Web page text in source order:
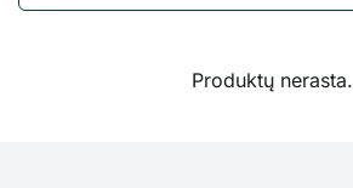
Produktų nerasta.